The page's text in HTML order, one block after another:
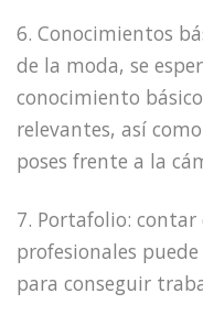
6. Conocimientos
de la moda, se
conocimiento
relevantes, así
poses frente a la
7. Portafolio:
profesionales
para conseguir